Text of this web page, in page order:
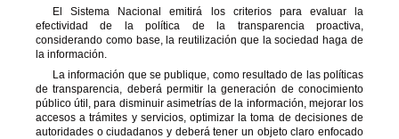
El Sistema Nacional emitirá los criterios para evaluar la
efectividad de la política de la transparencia proactiva,
considerando como base, la reutilización que la sociedad haga de
la información.
La información que se publique, como resultado de las políticas
de transparencia, deberá permitir la generación de conocimiento
público útil, para disminuir asimetrías de la información, mejorar los
accesos a trámites y servicios, optimizar la toma de decisiones de
autoridades o ciudadanos y deberá tener un objeto claro enfocado